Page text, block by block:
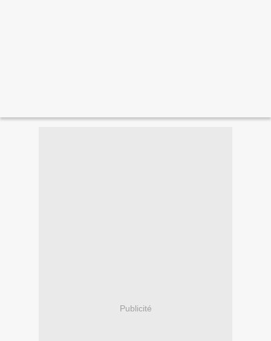
Publicité